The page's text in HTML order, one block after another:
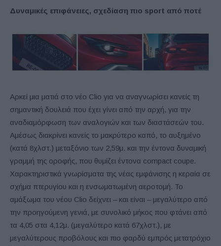
Δυναμικές επιφάνειες, σχεδίαση πιο sport από ποτέ
Αρκεί μια ματιά στο νέο Clio για να αναγνωρίσει κανείς τη
σημαντική δουλειά που έχει γίνει από την αρχή, για την
αναδιαμόρφωση των αναλογιών και των διαστάσεών του.
Αμέσως διακρίνει κανείς το μακρύτερο καπό, το αυξημένο
(κατά 8χλστ.) μεταξόνιο των 2,59μ. και την έντονα δυναμική
γραμμή της οροφής, που θυμίζει έντονα compact coupe.
Χαρακτηριστικά γνωρίσματα της νέας εμφάνισης η κεραία σε
σχήμα πτερυγίου και η ενσωματωμένη αεροτομή. Το
αμάξωμα του νέου Clio δείχνει – και είναι – μεγαλύτερο από
την προηγούμενη γενιά, με συνολικό μήκος που φτάνει από
τα 4,05 στα 4,12μ. (μεγαλύτερο κατά 67χλστ.), με
μεγαλύτερους προβόλους και πιο φαρδύ εμπρός μετατρόχιο